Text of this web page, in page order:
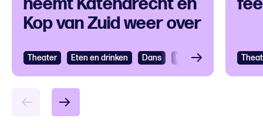
Kop van Zuid weer over
Theater Eten en drinken Dans Muziek Cultureel